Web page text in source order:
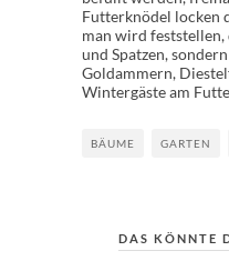
Futterknödel locken
man wird feststellen,
und Spatzen,
Goldammern,
Wintergäste am
BÄUME GARTEN
DAS KÖNNTE